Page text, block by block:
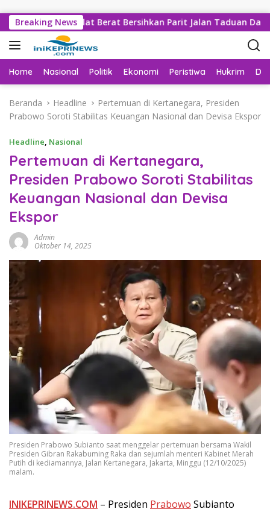
Breaking News
Sejumlah Alat Berat Bersihkan Parit Jalan Taduan Dari
Home Nasional Politik Ekonomi Peristiwa Hukrim
Beranda Headline
Pertemuan di Kertanegara, Presiden
Prabowo Soroti Stabilitas Keuangan Nasional dan Devisa Ekspor
Headline, Nasional
Pertemuan di Kertanegara,
Presiden Prabowo Soroti Stabilitas
Keuangan Nasional dan Devisa
Ekspor
Admin
Oktober 14, 2025
Presiden Prabowo Subianto saat menggelar pertemuan bersama Wakil
Presiden Gibran Rakabuming Raka dan sejumlah menteri Kabinet Merah
Putih di kediamannya, Jalan Kertanegara, Jakarta, Minggu (12/10/2025)
malam.
INIKEPRINEWS.COM – Presiden Prabowo Subianto